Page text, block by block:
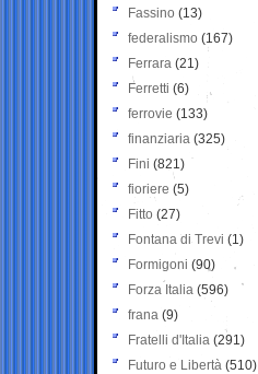
Fassino (13)
federalismo (167)
Ferrara (21)
Ferretti (6)
ferrovie (133)
finanziaria (325)
Fini (821)
fioriere (5)
Fitto (27)
Fontana di Trevi (1)
Formigoni (90)
Forza Italia (596)
frana (9)
Fratelli d'Italia (291)
Futuro e Libertà (510)